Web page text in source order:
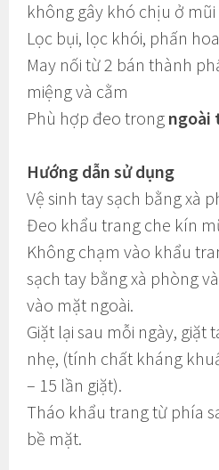
không gây khó chịu ở mũi
Lọc bụi, lọc khói, phấn
May nối từ 2 bán thành
miệng và cằm
Phù hợp đeo trong ngoài
Hướng dẫn sử dụng
Vệ sinh tay sạch bằng xà
Đeo khẩu trang che kín
Không chạm vào khẩu
sạch tay bằng xà phòng
vào mặt ngoài.
Giặt lại sau mỗi ngày, giặt
nhẹ, (tính chất kháng
– 15 lần giặt).
Tháo khẩu trang từ phía
bề mặt.